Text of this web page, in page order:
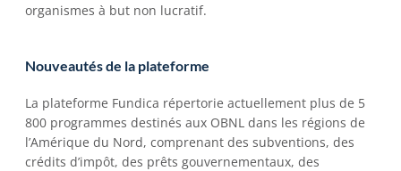
organismes à but non lucratif.
Nouveautés de la plateforme
La plateforme Fundica répertorie actuellement plus de 5
800 programmes destinés aux OBNL dans les régions de
l’Amérique du Nord, comprenant des subventions, des
crédits d’impôt, des prêts gouvernementaux, des